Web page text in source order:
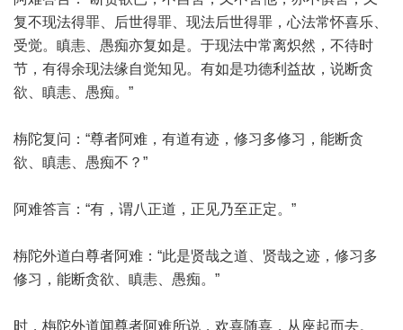
复不现法得罪、后世得罪、现法后世得罪，心法常怀喜乐、
受觉。瞋恚、愚痴亦复如是。于现法中常离炽然，不待时
节，有得余现法缘自觉知见。有如是功德利益故，说断贪
欲、瞋恚、愚痴。”
栴陀复问：“尊者阿难，有道有迹，修习多修习，能断贪
欲、瞋恚、愚痴不？”
阿难答言：“有，谓八正道，正见乃至正定。”
栴陀外道白尊者阿难：“此是贤哉之道、贤哉之迹，修习多
修习，能断贪欲、瞋恚、愚痴。”
时，栴陀外道闻尊者阿难所说，欢喜随喜，从座起而去。